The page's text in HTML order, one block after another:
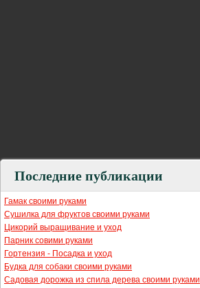
Последние публикации
Гамак своими руками
Сушилка для фруктов своими руками
Цикорий выращивание и уход
Парник совими руками
Гортензия - Посадка и уход
Будка для собаки своими руками
Садовая дорожка из спила дерева своими руками